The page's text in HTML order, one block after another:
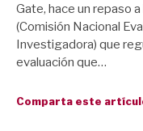
Gate, hace un repaso
(Comisión Nacional
Investigadora) que
evaluación que…
Comparta este